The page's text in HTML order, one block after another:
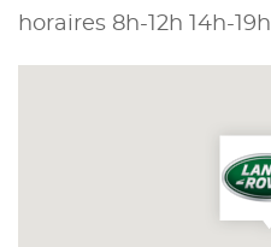
horaires 8h-12h 14h-19h